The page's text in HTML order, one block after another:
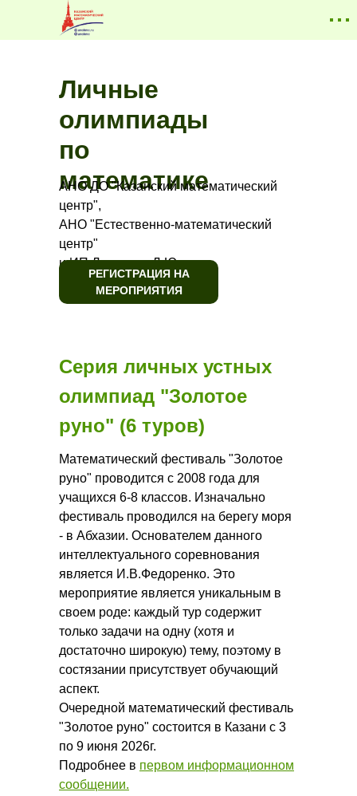
Личные
олимпиады
по
математике
АНО ДО "Казанский математический
центр",
АНО "Естественно-математический
центр"
и ИП Лазарева Л.Ю.
РЕГИСТРАЦИЯ НА
МЕРОПРИЯТИЯ
Серия личных устных
олимпиад "Золотое
руно" (6 туров)
Математический фестиваль "Золотое
руно" проводится с 2008 года для
учащихся 6-8 классов. Изначально
фестиваль проводился на берегу моря
- в Абхазии. Основателем данного
интеллектуального соревнования
является И.В.Федоренко. Это
мероприятие является уникальным в
своем роде: каждый тур содержит
только задачи на одну (хотя и
достаточно широкую) тему, поэтому в
состязании присутствует обучающий
аспект.
Очередной математический фестиваль
"Золотое руно" состоится в Казани с 3
по 9 июня 2026г.
Подробнее в первом информационном
сообщении.